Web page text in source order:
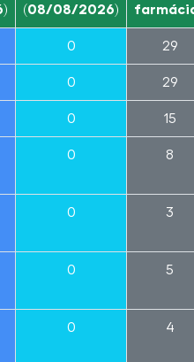
(08/08/2026)
0 29
0 29
0 15
0 8
0 3
0 5
0 4